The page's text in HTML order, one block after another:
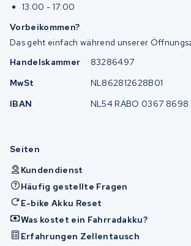
13:00 - 17:00
Vorbeikommen?
Das geht einfach während unserer
Handelskammer
83286497
MwSt
NL862812628B01
IBAN
NL54 RABO 0367 8698
Seiten
Kundendienst
Häufig gestellte Fragen
E-bike Akku Reset
Was kostet ein Fahrradakku?
Erfahrungen Zellentausch